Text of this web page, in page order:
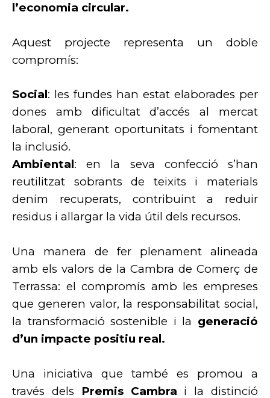
l’economia circular.
Aquest projecte representa un doble
compromís:
Social: les fundes han estat elaborades per
dones amb dificultat d’accés al mercat
laboral, generant oportunitats i fomentant
la inclusió.
Ambiental: en la seva confecció s’han
reutilitzat sobrants de teixits i materials
denim recuperats, contribuint a reduir
residus i allargar la vida útil dels recursos.
Una manera de fer plenament alineada
amb els valors de la Cambra de Comerç de
Terrassa: el compromís amb les empreses
que generen valor, la responsabilitat social,
la transformació sostenible i la generació
d’un impacte positiu real.
Una iniciativa que també es promou a
través dels
Premis Cambra i la distinció